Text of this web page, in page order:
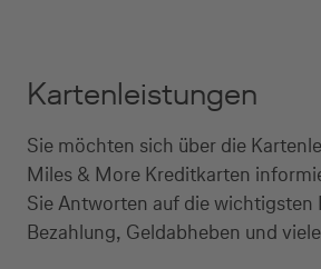
Kartenleistungen
Sie möchten sich über die
Miles & More Kreditkarten
Sie Antworten auf die wichtigsten
Bezahlung, Geldabheben und